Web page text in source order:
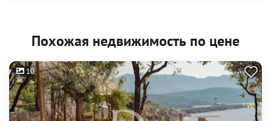
Похожая недвижимость по цене
10